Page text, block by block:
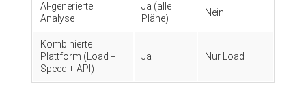
AI-generierte
Analyse
Ja (alle
Pläne)
Nein
Kombinierte
Plattform (Load +
Speed + API)
Ja Nur Load